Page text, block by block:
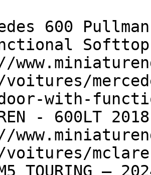
600
door-with-
- 600LT
TOURING –